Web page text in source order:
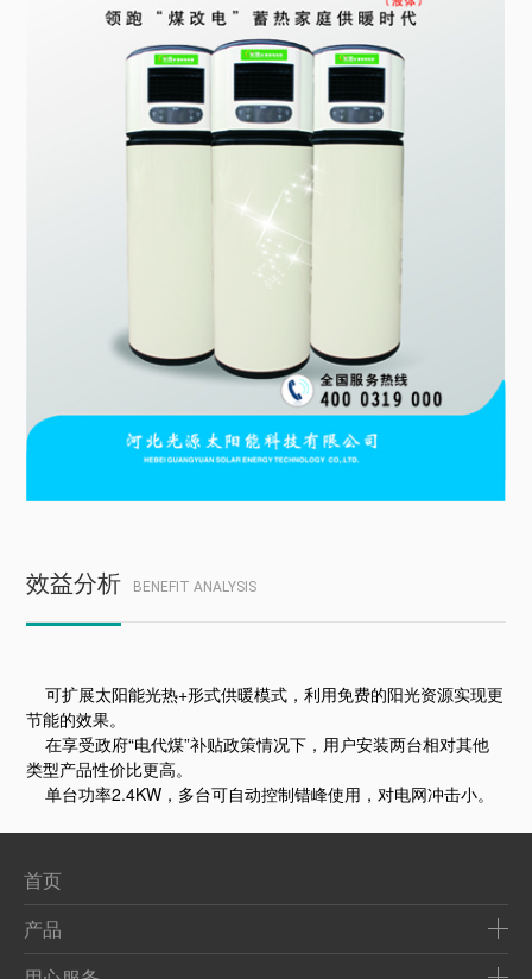
效益分析 BENEFIT ANALYSIS
可扩展太阳能光热+形式供暖模式，利用免费的阳光资源实现更
节能的效果。
在享受政府“电代煤”补贴政策情况下，用户安装两台相对其他
类型产品性价比更高。
单台功率2.4KW，多台可自动控制错峰使用，对电网冲击小。
首页
产品